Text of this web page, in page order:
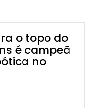
o topo do
é campeã
no